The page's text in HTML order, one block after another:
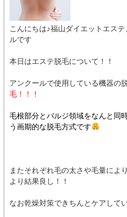
こんにちは♪福山ダイエットエス
ルです
本日はエステ脱毛について！！
アンクールで使用している機器の
毛！！！
毛根部分とバルジ領域をなんと同
う画期的な脱毛方式です
またそれぞれ毛の太さや毛量によ
より結果良し！！
なお乾燥対策できちんとケアして